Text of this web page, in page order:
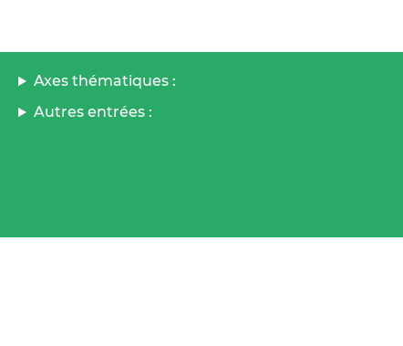
Axes thématiques :
Autres entrées :